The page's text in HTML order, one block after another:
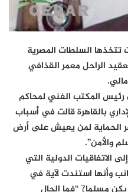
السلطات المصرية
الراحل معمر القذافي
رئيس المكتب الفني لمحاكم
بالقاهرة قالت في أسباب
الحماية لمن يعيش على أرض
والأمن”.
الاتفاقيات الدولية التي
وأنها استندت لآية في